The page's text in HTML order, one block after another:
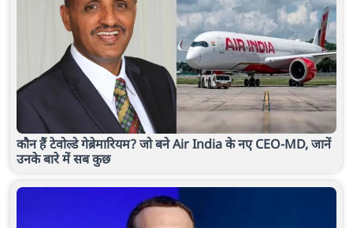
कौन हैं टेवोल्डे गेब्रेमारियम? जो बने Air India के नए CEO-MD, जानें
उनके बारे में सब कुछ